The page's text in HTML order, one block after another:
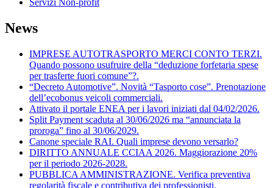
Servizi Non-profit
News
IMPRESE AUTOTRASPORTO MERCI CONTO TERZI.
Quando possono usufruire della “deduzione forfetaria spese
per trasferte fuori comune”?.
“Decreto Automotive”. Novità “Tasporto cose”. Prenotazione
dell’ecobonus veicoli commerciali.
Attivato il portale ENEA per i lavori iniziati dal 04/02/2026.
Split Payment scaduta al 30/06/2026 ma “annunciata la
proroga” fino al 30/06/2029.
Canone speciale RAI. Quali imprese devono versarlo?
DIRITTO ANNUALE CCIAA 2026. Maggiorazione 20%
per il periodo 2026-2028.
PUBBLICA AMMINISTRAZIONE. Verifica preventiva
regolarità fiscale e contributiva dei professionisti.